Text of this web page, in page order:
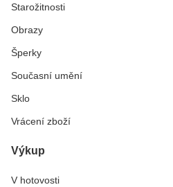
Starožitnosti
Obrazy
Šperky
Současní umění
Sklo
Vrácení zboží
Výkup
V hotovosti